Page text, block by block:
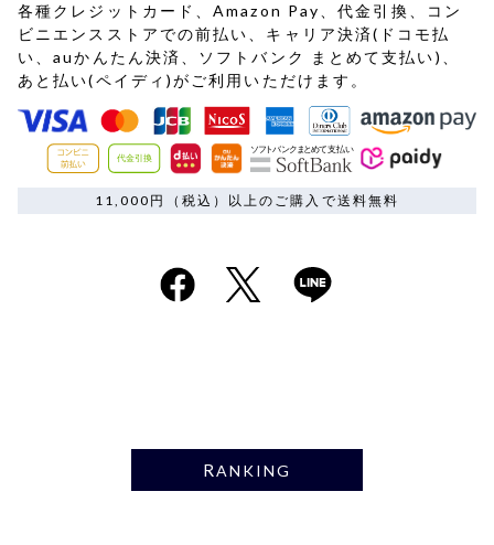
各種クレジットカード、Amazon Pay、代金引換、コン
ビニエンスストアでの前払い、キャリア決済(ドコモ払
い、auかんたん決済、ソフトバンク まとめて支払い)、
あと払い(ペイディ)がご利用いただけます。
11,000円（税込）以上のご購入で送料無料
RANKING